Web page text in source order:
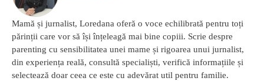
Mamă și jurnalist, Loredana oferă o voce echilibrată pentru toți
părinții care vor să își înțeleagă mai bine copiii. Scrie despre
parenting cu sensibilitatea unei mame și rigoarea unui jurnalist,
din experiența reală, consultă specialiști, verifică informațiile și
selectează doar ceea ce este cu adevărat util pentru familie.